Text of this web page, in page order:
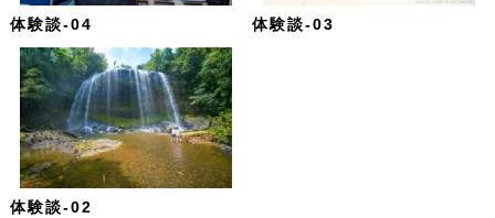
体験談-04 体験談-03
体験談-02